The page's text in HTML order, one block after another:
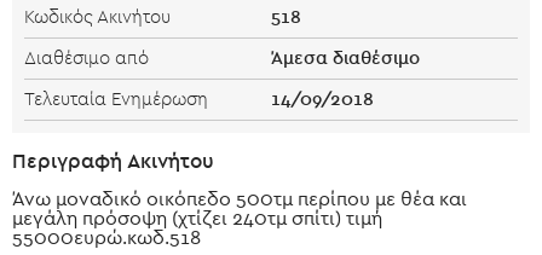
Κωδικός Ακινήτου 518
Διαθέσιμο από Άμεσα διαθέσιμο
Τελευταία Ενημέρωση 14/09/2018
Περιγραφή Ακινήτου
Άνω μοναδικό οικόπεδο 500τμ περίπου με θέα και
μεγάλη πρόσοψη (χτίζει 240τμ σπίτι) τιμή
55000ευρώ.κωδ.518